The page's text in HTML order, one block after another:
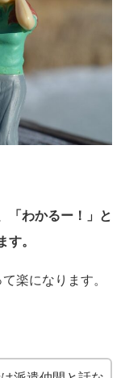
「わかるー！」と
す。
楽になります。